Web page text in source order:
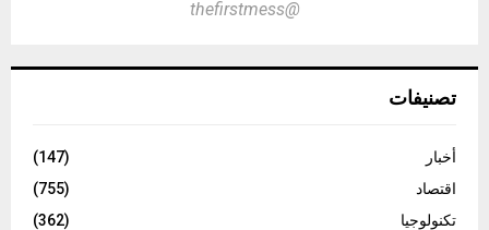
@thefirstmess
تصنيفات
أخبار
(147)
اقتصاد
(755)
تكنولوجيا
(362)